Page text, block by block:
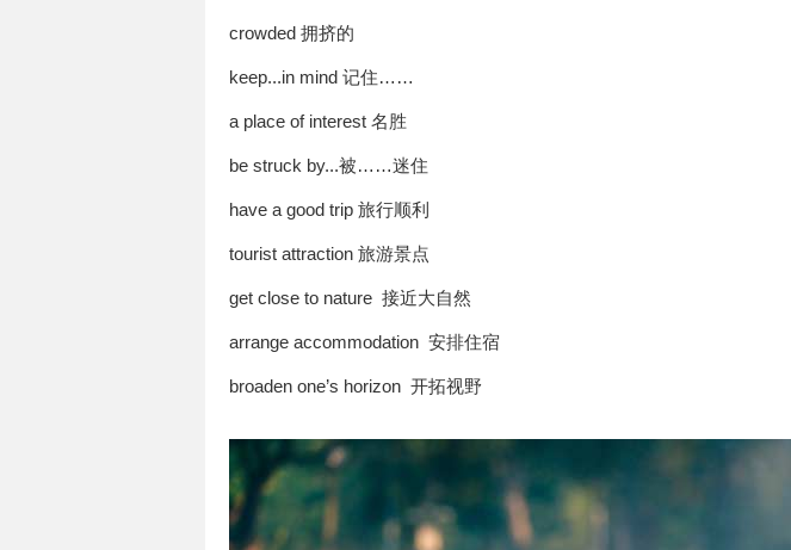
crowded 拥挤的
keep...in mind 记住……
a place of interest 名胜
be struck by...被……迷住
have a good trip 旅行顺利
tourist attraction 旅游景点
get close to nature 接近大自然
arrange accommodation 安排住宿
broaden one’s horizon 开拓视野